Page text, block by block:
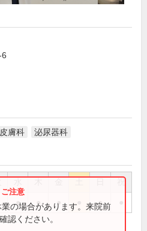
膚科 泌尿器科
祝
● ● ● ●
の場合があります。来院前
認ください。